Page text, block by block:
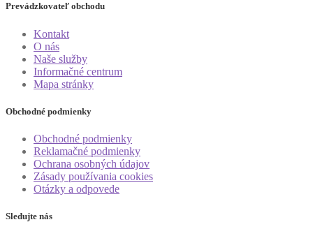
Prevádzkovateľ obchodu
Kontakt
O nás
Naše služby
Informačné centrum
Mapa stránky
Obchodné podmienky
Obchodné podmienky
Reklamačné podmienky
Ochrana osobných údajov
Zásady používania cookies
Otázky a odpovede
Sledujte nás